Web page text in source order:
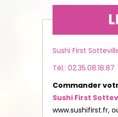
Sushi First
Tél.: 02.35.08.18.87
Commander
Sushi First
www.sushifirst.fr,